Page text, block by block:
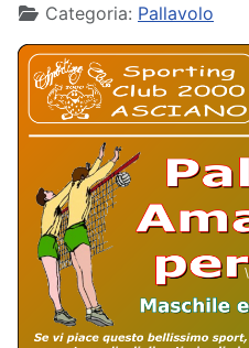
Categoria: Pallavolo